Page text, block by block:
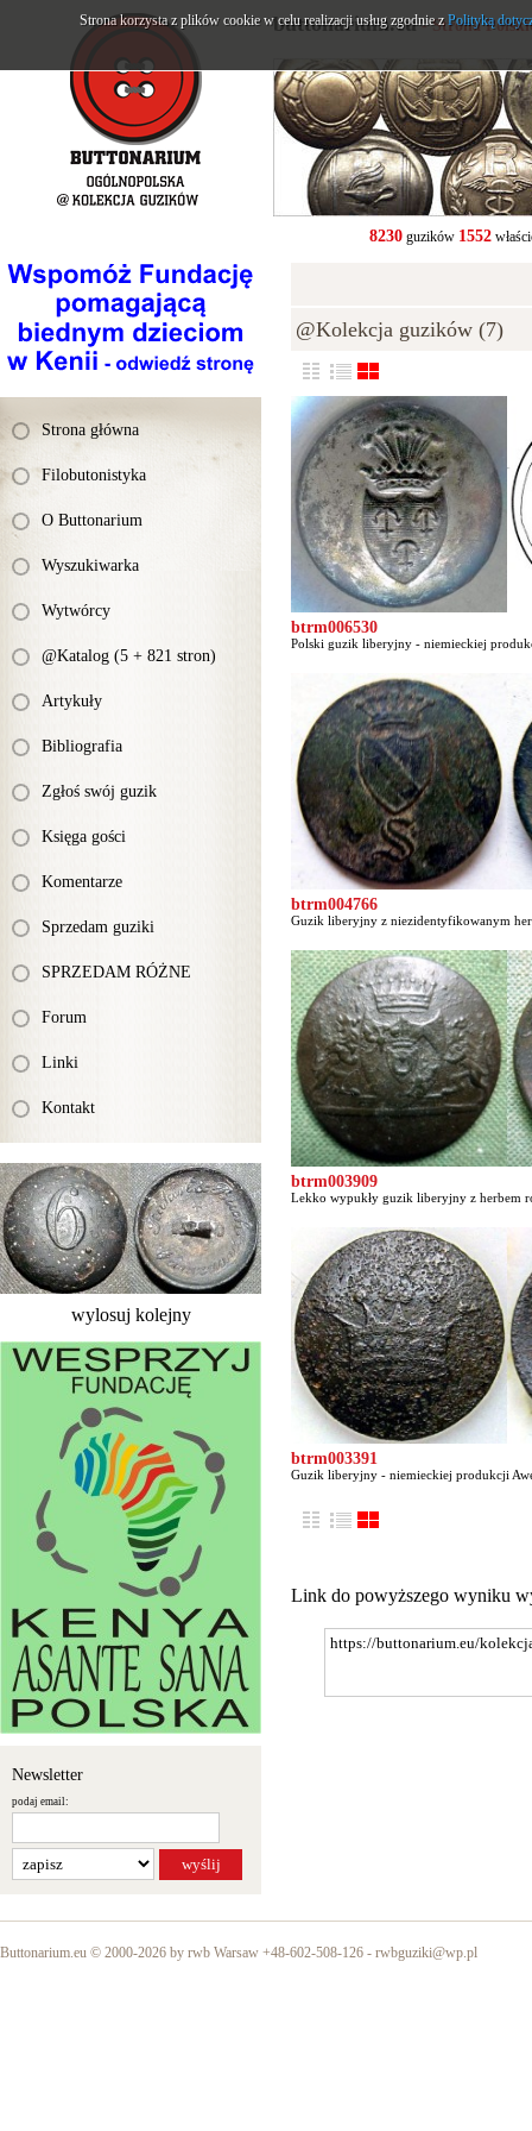
Strona główna
Filobutonistyka
O Buttonarium
Wyszukiwarka
Wytwórcy
@Katalog (5 + 821 stron)
Artykuły
Bibliografia
Zgłoś swój guzik
Księga gości
Komentarze
Sprzedam guziki
SPRZEDAM RÓŻNE
Forum
Linki
Kontakt
wylosuj kolejny
Newsletter
podaj email:
buttonarium.eu- Strona
8230guzików 1552
@Kolekcja guzików (7)
btrm006530
Polski guzik liberyjny - niemieckiej
btrm004766
Guzik liberyjny z niezidentyfikowanym
btrm003909
Lekko wypukły guzik liberyjny z herbem
btrm003391
Guzik liberyjny - niemieckiej produkcji
Link do powyższego wyniku
Buttonarium.eu © 2000-2026 by rwb Warsaw +48-602-508-126 - rwbguziki@wp.pl
Strona korzysta z plików cookie w celu realizacji usług zgodnie zPolityką